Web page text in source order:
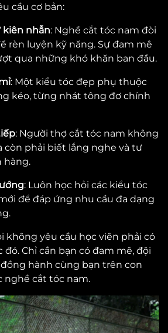
cầu cơ bản:
kiên nhẫn: Nghề cắt tóc nam đòi
rèn luyện kỹ năng. Sự đam mê
qua những khó khăn ban đầu.
: Một kiểu tóc đẹp phụ thuộc
kéo, từng nhát tông đơ chính
: Người thợ cắt tóc nam không
còn phải biết lắng nghe và tư
hàng.
: Luôn học hỏi các kiểu tóc
để đáp ứng nhu cầu đa dạng
không yêu cầu học viên phải có
Chỉ cần bạn có đam mê, đội
hành cùng bạn trên con
cắt tóc nam.